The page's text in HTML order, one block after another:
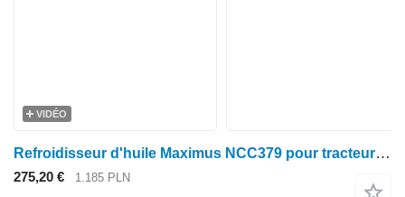
VIDÉO
Refroidisseur d'huile Maximus NCC379 pour tracteur à roues Claas ARES 577-547 , 656-616 , 697-617 , 836-715 , 836-816 , 720-710
275,20 € 1.185 PLN